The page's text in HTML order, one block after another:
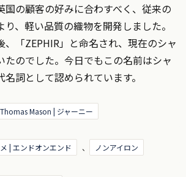
国の顧客の好みに合わすべく、従来の
、軽い品質の織物を開発しました。
、「ZEPHIR」と命名され、現在のシャ
たのでした。今日でもこの名前はシャ
詞として認められています。
Thomas Mason | ジャーニー
| エンドオンエンド 、 ノンアイロン